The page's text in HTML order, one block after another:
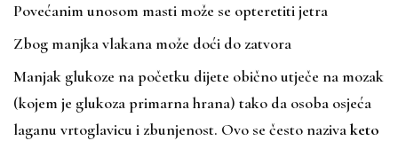
Povećanim unosom masti može se opteretiti jetra
Zbog manjka vlakana može doći do zatvora
Manjak glukoze na početku dijete obično utječe na mozak
(kojem je glukoza primarna hrana) tako da osoba osjeća
laganu vrtoglavicu i zbunjenost. Ovo se često nazivaketo